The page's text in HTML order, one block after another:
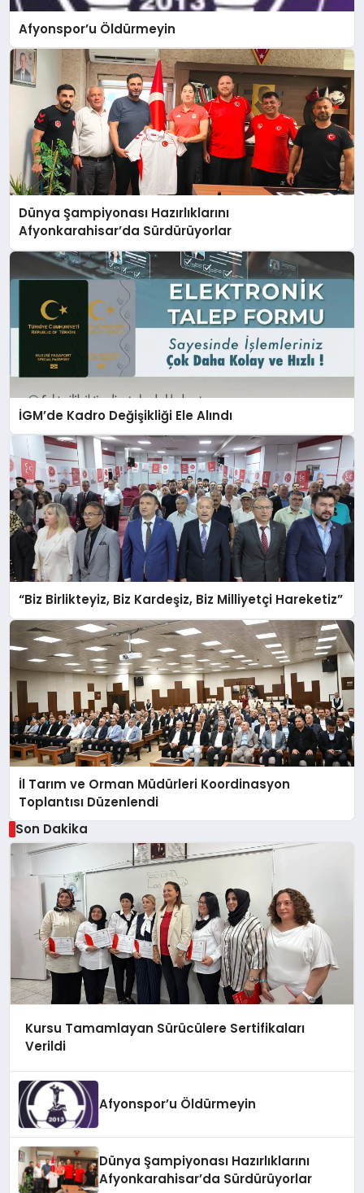
Afyonspor’u Öldürmeyin
Dünya Şampiyonası Hazırlıklarını
Afyonkarahisar’da Sürdürüyorlar
İGM’de Kadro Değişikliği Ele Alındı
“Biz Birlikteyiz, Biz Kardeşiz, Biz Milliyetçi Hareketiz”
İl Tarım ve Orman Müdürleri Koordinasyon
Toplantısı Düzenlendi
Son Dakika
Kursu Tamamlayan Sürücülere Sertifikaları
Verildi
Afyonspor’u Öldürmeyin
Dünya Şampiyonası Hazırlıklarını
Afyonkarahisar’da Sürdürüyorlar